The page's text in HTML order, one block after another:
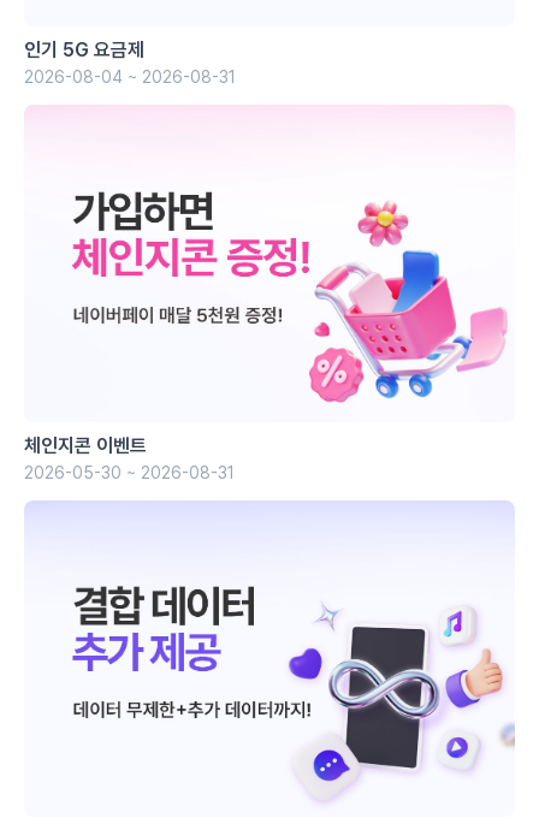
인기 5G 요금제
2026-08-04 ~ 2026-08-31
체인지콘 이벤트
2026-05-30 ~ 2026-08-31